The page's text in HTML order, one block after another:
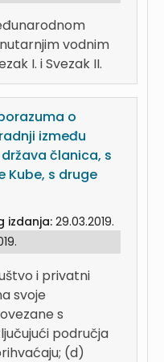
vodnim
I. i Svezak II.
o
između
članica, s
Kube, s druge
izdanja: 29.03.2019.
i privatni
svoje
s
područja
(d)